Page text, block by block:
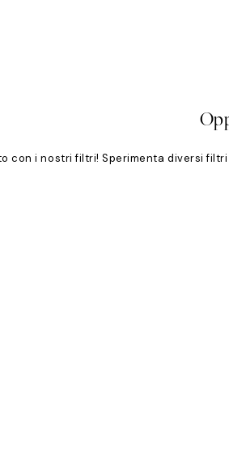
con i nostri filtri! Sperimenta diversi